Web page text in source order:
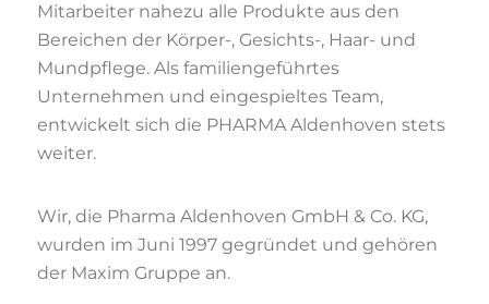
Mitarbeiter nahezu alle Produkte aus den
Bereichen der Körper-, Gesichts-, Haar- und
Mundpflege. Als familiengeführtes
Unternehmen und eingespieltes Team,
entwickelt sich die PHARMA Aldenhoven stets
weiter.
Wir, die Pharma Aldenhoven GmbH & Co. KG,
wurden im Juni 1997 gegründet und gehören
der Maxim Gruppe an.